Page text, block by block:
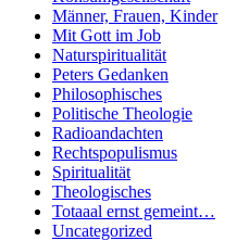
Männer, Frauen, Kinder
Mit Gott im Job
Naturspiritualität
Peters Gedanken
Philosophisches
Politische Theologie
Radioandachten
Rechtspopulismus
Spiritualität
Theologisches
Totaaal ernst gemeint…
Uncategorized